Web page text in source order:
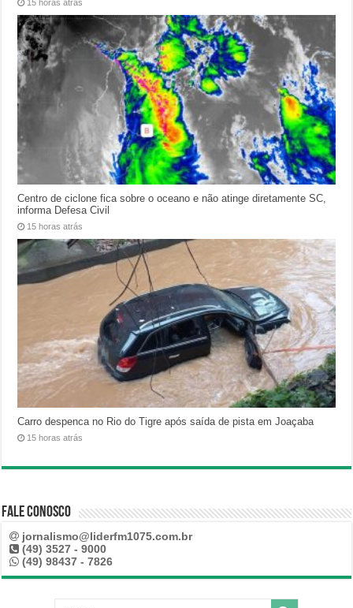
15 horas atrás
Centro de ciclone fica sobre o oceano e não atinge diretamente SC,
informa Defesa Civil
15 horas atrás
Carro despenca no Rio do Tigre após saída de pista em Joaçaba
15 horas atrás
Fale Conosco
jornalismo@liderfm1075.com.br
(49) 3527 - 9000
(49) 98437 - 7826